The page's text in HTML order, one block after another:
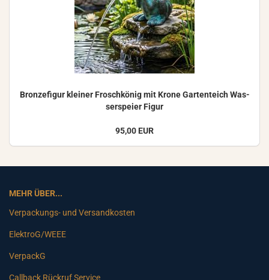
Bron­ze­fi­gur klei­ner Frosch­kö­nig mit Krone Gar­ten­teich Was­
ser­spei­er Figur
95,00 EUR
MEHR ÜBER...
Verpackungs- und Versandkosten
ElektroG/WEEE
VerpackG
Callback Rückruf Service